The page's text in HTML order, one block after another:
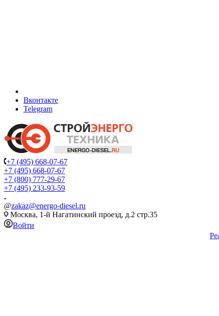
Вконтакте
Telegram
+7 (495) 668-07-67
+7 (495) 668-07-67
+7 (800) 777-29-67
+7 (495) 233-93-59
@zakaz@energo-diesel.ru
Москва, 1-й Нагатинский проезд, д.2 стр.35
Войти